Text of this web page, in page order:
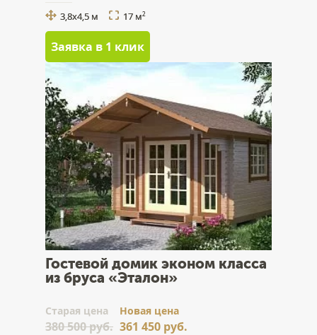
3,8х4,5 м 17 м2
Заявка в 1 клик
Гостевой домик эконом класса
из бруса «Эталон»
Cтарая цена
380 500 руб.
Новая цена
361 450 руб.